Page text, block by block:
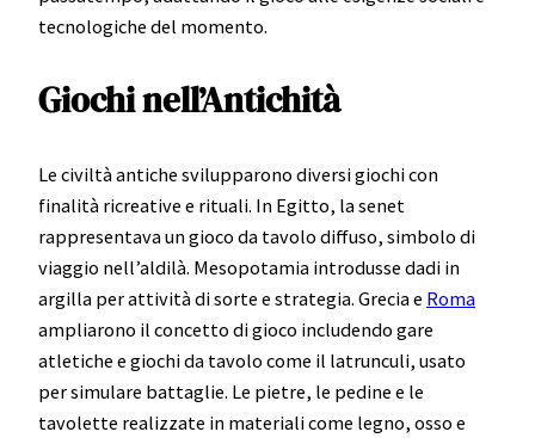
tecnologiche del momento.
Giochi nell’Antichità
Le civiltà antiche svilupparono diversi giochi con
finalità ricreative e rituali. In Egitto, la senet
rappresentava un gioco da tavolo diffuso, simbolo di
viaggio nell’aldilà. Mesopotamia introdusse dadi in
argilla per attività di sorte e strategia. Grecia e Roma
ampliarono il concetto di gioco includendo gare
atletiche e giochi da tavolo come il latrunculi, usato
per simulare battaglie. Le pietre, le pedine e le
tavolette realizzate in materiali come legno, osso e